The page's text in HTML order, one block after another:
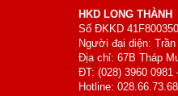
HKD LONG THÀNH
Số ĐKKD
Người đại diện:
Địa chỉ: 67B Tháp
ĐT: (028) 3960 0981
Hotline: